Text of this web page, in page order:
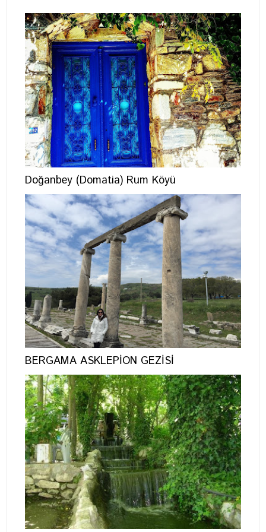
Doğanbey (Domatia) Rum Köyü
BERGAMA ASKLEPİON GEZİSİ